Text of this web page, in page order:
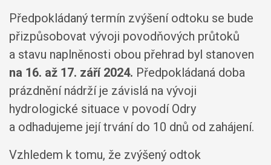
Předpokládaný termín zvýšení odtoku se bude
přizpůsobovat vývoji povodňových průtoků
a stavu naplněnosti obou přehrad byl stanoven
na 16. až 17. září 2024. Předpokládaná doba
prázdnění nádrží je závislá na vývoji
hydrologické situace v povodí Odry
a odhadujeme její trvání do 10 dnů od zahájení.
Vzhledem k tomu, že zvýšený odtok